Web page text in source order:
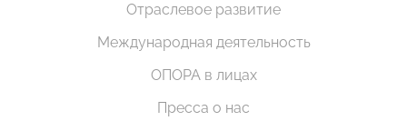
Отраслевое развитие
Международная деятельность
ОПОРА в лицах
Пресса о нас